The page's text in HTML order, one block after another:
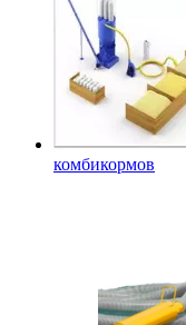
комбикормов